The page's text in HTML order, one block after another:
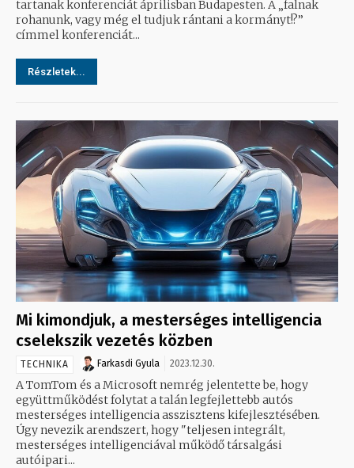
tartanak konferenciát áprilisban Budapesten. A „falnak
rohanunk, vagy még el tudjuk rántani a kormányt!?”
címmel konferenciát...
Részletek...
Mi kimondjuk, a mesterséges intelligencia
cselekszik vezetés közben
TECHNIKA Farkasdi Gyula 2023.12.30.
A TomTom és a Microsoft nemrég jelentette be, hogy
együttműködést folytat a talán legfejlettebb autós
mesterséges intelligencia asszisztens kifejlesztésében.
Úgy nevezik arendszert, hogy "teljesen integrált,
mesterséges intelligenciával működő társalgási
autóipari...